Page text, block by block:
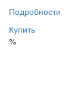
Подробности
Купить
%